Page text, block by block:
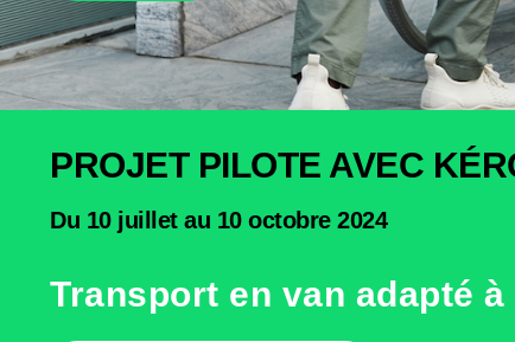
PROJET PILOTE AVEC
Du 10 juillet au 10 octobre 2024
Transport en van adapté